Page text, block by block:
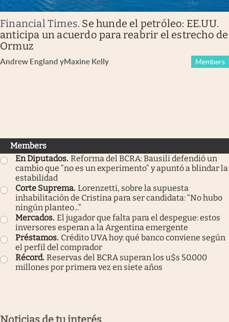
Financial Times. Se hunde el petróleo: EE.UU.
anticipa un acuerdo para reabrir el estrecho de
Ormuz
Andrew England yMaxine Kelly Members
Members
En Diputados. Reforma del BCRA: Bausili defendió un
cambio que “no es un experimento” y apuntó a blindar la
estabilidad
Corte Suprema. Lorenzetti, sobre la supuesta
inhabilitación de Cristina para ser candidata: “No hubo
ningún planteo...”
Mercados. El jugador que falta para el despegue: estos
inversores esperan a la Argentina emergente
Préstamos. Crédito UVA hoy: qué banco conviene según
el perfil del comprador
Récord. Reservas del BCRA superan los u$s 50.000
millones por primera vez en siete años
Noticias de tu interés